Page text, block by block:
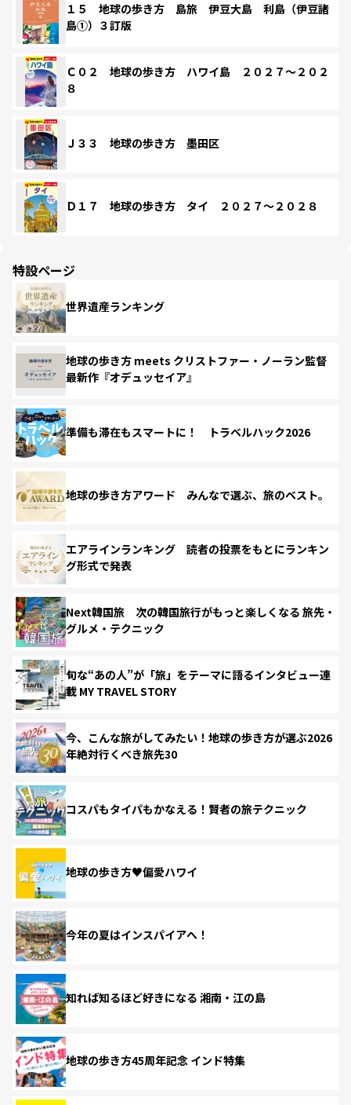
１５ 地球の歩き方 島旅 伊豆大島 利島（伊豆諸
島①）３訂版
Ｃ０２ 地球の歩き方 ハワイ島 ２０２７～２０２
８
Ｊ３３ 地球の歩き方 墨田区
Ｄ１７ 地球の歩き方 タイ ２０２７～２０２８
特設ページ
世界遺産ランキング
地球の歩き方 meets クリストファー・ノーラン監督
最新作『オデュッセイア』
準備も滞在もスマートに！ トラベルハック2026
地球の歩き方アワード みんなで選ぶ、旅のベスト。
エアラインランキング 読者の投票をもとにランキン
グ形式で発表
Next韓国旅 次の韓国旅行がもっと楽しくなる 旅先・
グルメ・テクニック
旬な“あの人”が「旅」をテーマに語るインタビュー連
載 MY TRAVEL STORY
今、こんな旅がしてみたい！地球の歩き方が選ぶ2026
年絶対行くべき旅先30
コスパもタイパもかなえる！賢者の旅テクニック
地球の歩き方♥偏愛ハワイ
今年の夏はインスパイアへ！
知れば知るほど好きになる 湘南・江の島
地球の歩き方45周年記念 インド特集